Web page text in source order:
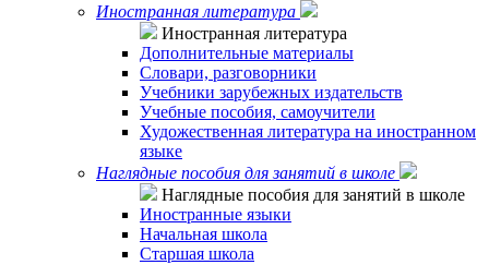
Иностранная литература
Иностранная литература
Дополнительные материалы
Словари, разговорники
Учебники зарубежных издательств
Учебные пособия, самоучители
Художественная литература на иностранном
языке
Наглядные пособия для занятий в школе
Наглядные пособия для занятий в школе
Иностранные языки
Начальная школа
Старшая школа